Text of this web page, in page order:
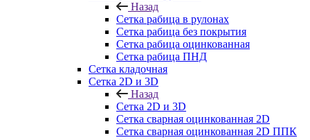
Назад
Сетка рабица в рулонах
Сетка рабица без покрытия
Сетка рабица оцинкованная
Сетка рабица ПНД
Сетка кладочная
Сетка 2D и 3D
Назад
Сетка 2D и 3D
Сетка сварная оцинкованная 2D
Сетка сварная оцинкованная 2D ППК